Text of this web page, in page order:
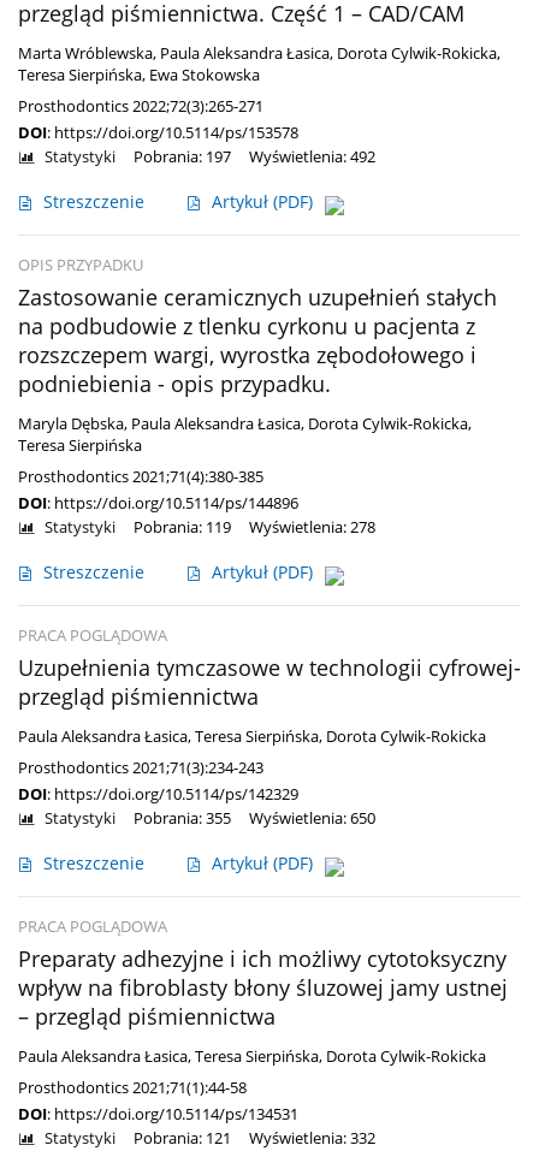
przegląd piśmiennictwa. Część 1 – CAD/CAM
Marta Wróblewska, Paula Aleksandra Łasica, Dorota Cylwik-Rokicka,
Teresa Sierpińska, Ewa Stokowska
Prosthodontics 2022;72(3):265-271
DOI: https://doi.org/10.5114/ps/153578
Streszczenie Artykuł (PDF)
Statystyki Pobrania: 197 Wyświetlenia: 492
OPIS PRZYPADKU
Zastosowanie ceramicznych uzupełnień stałych
na podbudowie z tlenku cyrkonu u pacjenta z
rozszczepem wargi, wyrostka zębodołowego i
podniebienia - opis przypadku.
Maryla Dębska, Paula Aleksandra Łasica, Dorota Cylwik-Rokicka,
Teresa Sierpińska
Prosthodontics 2021;71(4):380-385
DOI: https://doi.org/10.5114/ps/144896
Streszczenie Artykuł (PDF)
Statystyki Pobrania: 119 Wyświetlenia: 278
PRACA POGLĄDOWA
Uzupełnienia tymczasowe w technologii cyfrowej-
przegląd piśmiennictwa
Paula Aleksandra Łasica,Teresa Sierpińska, Dorota Cylwik-Rokicka
Prosthodontics 2021;71(3):234-243
DOI: https://doi.org/10.5114/ps/142329
Streszczenie Artykuł (PDF)
Statystyki Pobrania: 355 Wyświetlenia: 650
PRACA POGLĄDOWA
Preparaty adhezyjne i ich możliwy cytotoksyczny
wpływ na fibroblasty błony śluzowej jamy ustnej
– przegląd piśmiennictwa
Paula Aleksandra Łasica,Teresa Sierpińska, Dorota Cylwik-Rokicka
Prosthodontics 2021;71(1):44-58
DOI: https://doi.org/10.5114/ps/134531
Statystyki Pobrania: 121 Wyświetlenia: 332